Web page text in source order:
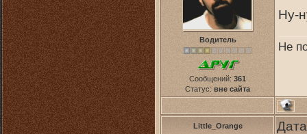
Водитель
Сообщений: 361
Статус: вне сайта
Ну-
Не
Little_Orange